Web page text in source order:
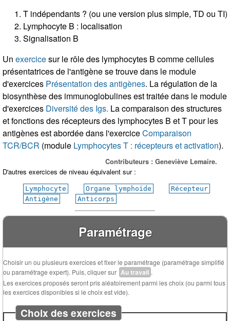
T indépendants ? (ou une version plus simple, TD ou TI)
Lymphocyte B : localisation
Signalisation B
Un exercicesur le rôle des lymphocytes B comme cellules
présentatrices de l'antigène se trouve dans le module
d'exercices Présentation des antigènes. La régulation de la
biosynthèse des immunoglobulines est traitée dans le module
d'exercices Diversité des Igs. La comparaison des structures
et fonctions des récepteurs des lymphocytes B et T pour les
antigènes est abordée dans l'exerciceComparaison
TCR/BCR (module Lymphocytes T : récepteurs et activation).
Contributeurs : Geneviève Lemaire.
D'autres exercices de niveau équivalent sur :
Lymphocyte Organe lymphoïde
Récepteur
Antigène
Anticorps
Paramétrage
Choisir un ou plusieurs exercices et fixer le paramétrage (paramétrage simplifié
ou paramétrage expert). Puis, cliquer sur Au travail .
Les exercices proposés seront pris aléatoirement parmi les choix (ou parmi tous
les exercices disponibles si le choix est vide).
Choix des exercices